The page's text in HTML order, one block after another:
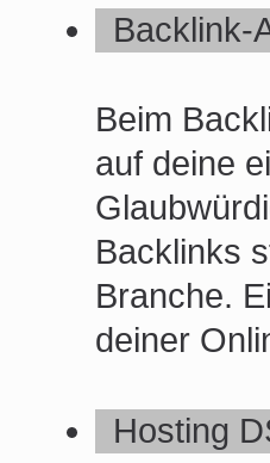
Backlink-
Beim
auf deine
Backlinks
Branche.
deiner
Hosting